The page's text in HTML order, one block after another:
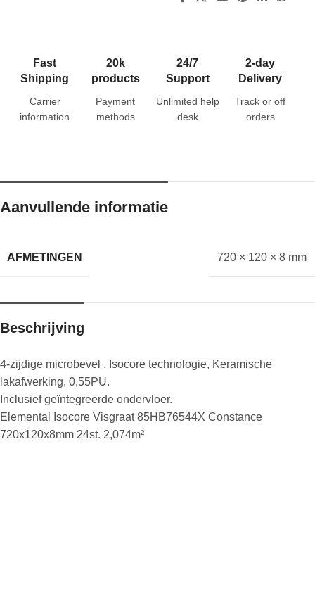
Fast
Shipping
Carrier
information
20k
products
Payment
methods
24/7
Support
Unlimited help
desk
2-day
Delivery
Track or off
orders
Aanvullende informatie
AFMETINGEN 720 × 120 × 8 mm
Beschrijving
4-zijdige microbevel , Isocore technologie, Keramische
lakafwerking, 0,55PU.
Inclusief geïntegreerde ondervloer.
Elemental Isocore Visgraat 85HB76544X Constance
720x120x8mm 24st. 2,074m²